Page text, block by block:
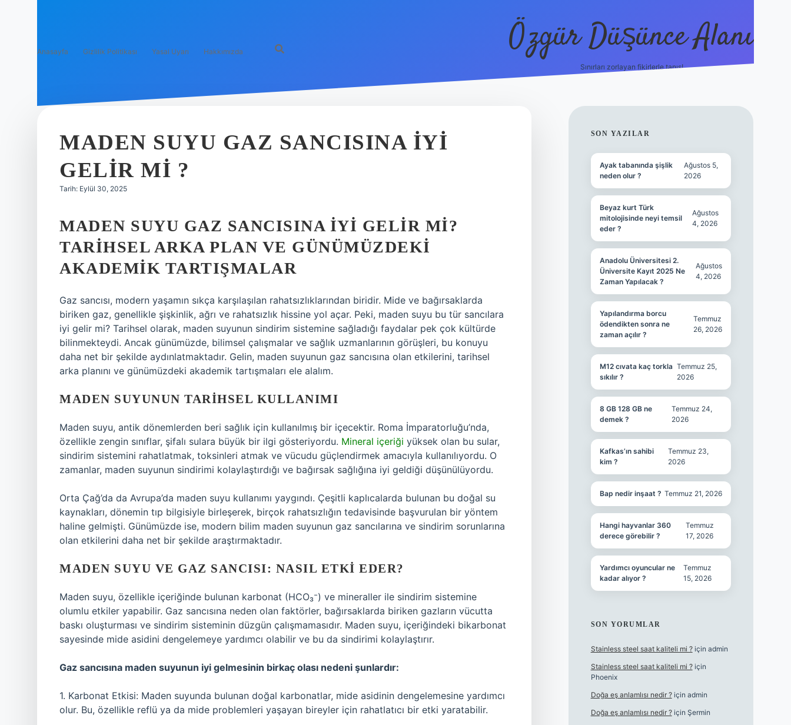
Anasayfa Gizlilik Politikası Yasal Uyarı Hakkımızda Özgür Düşünce Alanı
Sınırları zorlayan fikirlerle tanış!
MADEN SUYU GAZ SANCISINA IYI
GELIR MI ?
Tarih: Eylül 30, 2025
MADEN SUYU GAZ SANCISINA İYI GELIR MI?
TARIHSEL ARKA PLAN VE GÜNÜMÜZDEKI
AKADEMIK TARTIŞMALAR
Gaz sancısı, modern yaşamın sıkça karşılaşılan rahatsızlıklarından biridir. Mide ve bağırsaklarda
biriken gaz, genellikle şişkinlik, ağrı ve rahatsızlık hissine yol açar. Peki, maden suyu bu tür sancılara
iyi gelir mi? Tarihsel olarak, maden suyunun sindirim sistemine sağladığı faydalar pek çok kültürde
bilinmekteydi. Ancak günümüzde, bilimsel çalışmalar ve sağlık uzmanlarının görüşleri, bu konuyu
daha net bir şekilde aydınlatmaktadır. Gelin, maden suyunun gaz sancısına olan etkilerini, tarihsel
arka planını ve günümüzdeki akademik tartışmaları ele alalım.
MADEN SUYUNUN TARIHSEL KULLANIMI
Maden suyu, antik dönemlerden beri sağlık için kullanılmış bir içecektir. Roma İmparatorluğu’nda,
özellikle zengin sınıflar, şifalı sulara büyük bir ilgi gösteriyordu. Mineral içeriği yüksek olan bu sular,
sindirim sistemini rahatlatmak, toksinleri atmak ve vücudu güçlendirmek amacıyla kullanılıyordu. O
zamanlar, maden suyunun sindirimi kolaylaştırdığı ve bağırsak sağlığına iyi geldiği düşünülüyordu.
Orta Çağ’da da Avrupa’da maden suyu kullanımı yaygındı. Çeşitli kaplıcalarda bulunan bu doğal su
kaynakları, dönemin tıp bilgisiyle birleşerek, birçok rahatsızlığın tedavisinde başvurulan bir yöntem
haline gelmişti. Günümüzde ise, modern bilim maden suyunun gaz sancılarına ve sindirim sorunlarına
olan etkilerini daha net bir şekilde araştırmaktadır.
MADEN SUYU VE GAZ SANCISI: NASIL ETKI EDER?
Maden suyu, özellikle içeriğinde bulunan karbonat (HCO₃⁻) ve mineraller ile sindirim sistemine
olumlu etkiler yapabilir. Gaz sancısına neden olan faktörler, bağırsaklarda biriken gazların vücutta
baskı oluşturması ve sindirim sisteminin düzgün çalışmamasıdır. Maden suyu, içeriğindeki bikarbonat
sayesinde mide asidini dengelemeye yardımcı olabilir ve bu da sindirimi kolaylaştırır.
Gaz sancısına maden suyunun iyi gelmesinin birkaç olası nedeni şunlardır:
1. Karbonat Etkisi: Maden suyunda bulunan doğal karbonatlar, mide asidinin dengelemesine yardımcı
olur. Bu, özellikle reflü ya da mide problemleri yaşayan bireyler için rahatlatıcı bir etki yaratabilir.
SIDEBAR
SON YAZILAR
Ayak tabanında şişlik
neden olur ?
Ağustos 5,
2026
Beyaz kurt Türk
mitolojisinde neyi temsil
eder ?
Ağustos
4, 2026
Anadolu Üniversitesi 2.
Üniversite Kayıt 2025 Ne
Zaman Yapılacak ?
Ağustos
4, 2026
Yapılandırma borcu
ödendikten sonra ne
zaman açılır ?
Temmuz
26, 2026
M12 cıvata kaç torkla
sıkılır ?
Temmuz 25,
2026
8 GB 128 GB ne
demek ?
Temmuz 24,
2026
Kafkas’ın sahibi
kim ?
Temmuz 23,
2026
Bap nedir inşaat ? Temmuz 21, 2026
Hangi hayvanlar 360
derece görebilir ?
Temmuz
17, 2026
Yardımcı oyuncular ne
kadar alıyor ?
Temmuz
15, 2026
SON YORUMLAR
Stainless steel saat kaliteli mi ?için admin
Stainless steel saat kaliteli mi ?için
Phoenix
Doğa eş anlamlısı nedir ?için admin
Doğa eş anlamlısı nedir ?için Şermin
betexper